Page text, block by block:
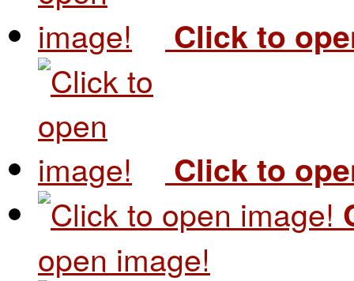
Click to
Click to
open image!